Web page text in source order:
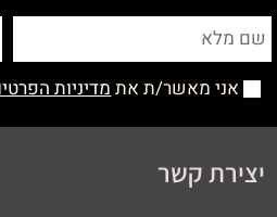
אני מאשר/ת אתמדיניות
יצירת קשר